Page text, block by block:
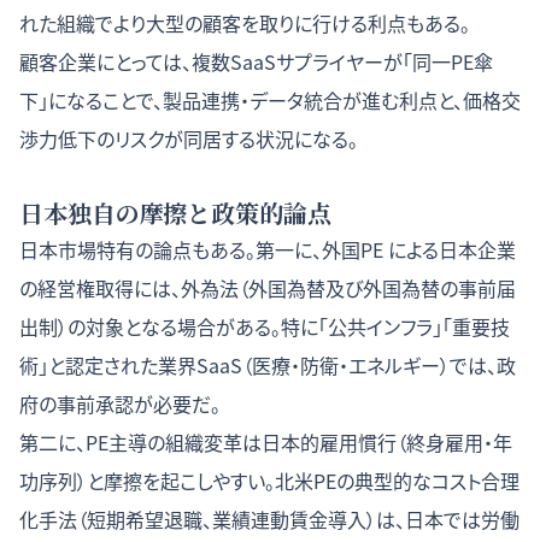
れた組織でより大型の顧客を取りに行ける利点もある。
顧客企業にとっては、複数SaaSサプライヤーが「同一PE傘
下」になることで、製品連携・データ統合が進む利点と、価格交
渉力低下のリスクが同居する状況になる。
日本独自の摩擦と政策的論点
日本市場特有の論点もある。第一に、外国PE による日本企業
の経営権取得には、外為法（外国為替及び外国為替の事前届
出制）の対象となる場合がある。特に「公共インフラ」「重要技
術」と認定された業界SaaS（医療・防衛・エネルギー）では、政
府の事前承認が必要だ。
第二に、PE主導の組織変革は日本的雇用慣行（終身雇用・年
功序列）と摩擦を起こしやすい。北米PEの典型的なコスト合理
化手法（短期希望退職、業績連動賃金導入）は、日本では労働